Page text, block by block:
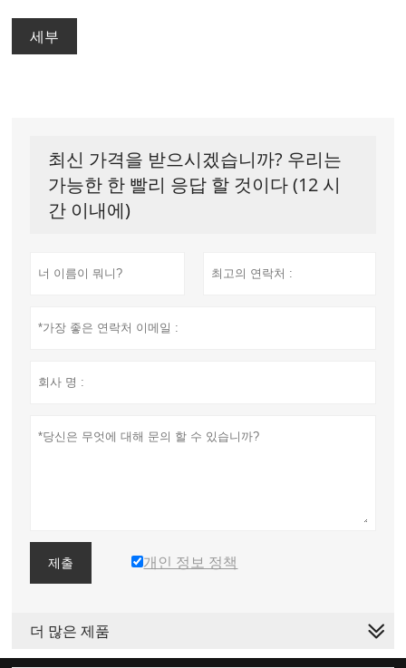
세부
최신 가격을 받으시겠습니까? 우리는
가능한 한 빨리 응답 할 것이다 (12 시
간 이내에)
제출 개인 정보 정책
더 많은 제품